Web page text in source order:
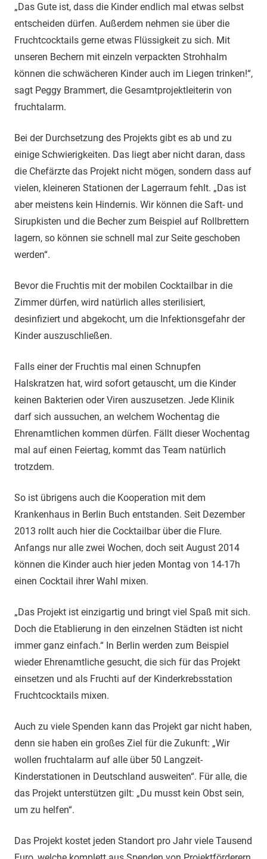
„Das Gute ist, dass die Kinder endlich mal etwas selbst
entscheiden dürfen. Außerdem nehmen sie über die
Fruchtcocktails gerne etwas Flüssigkeit zu sich. Mit
unseren Bechern mit einzeln verpackten Strohhalm
können die schwächeren Kinder auch im Liegen trinken!“,
sagt Peggy Brammert, die Gesamtprojektleiterin von
fruchtalarm.
Bei der Durchsetzung des Projekts gibt es ab und zu
einige Schwierigkeiten. Das liegt aber nicht daran, dass
die Chefärzte das Projekt nicht mögen, sondern dass auf
vielen, kleineren Stationen der Lagerraum fehlt. „Das ist
aber meistens kein Hindernis. Wir können die Saft- und
Sirupkisten und die Becher zum Beispiel auf Rollbrettern
lagern, so können sie schnell mal zur Seite geschoben
werden“.
Bevor die Fruchtis mit der mobilen Cocktailbar in die
Zimmer dürfen, wird natürlich alles sterilisiert,
desinfiziert und abgekocht, um die Infektionsgefahr der
Kinder auszuschließen.
Falls einer der Fruchtis mal einen Schnupfen
Halskratzen hat, wird sofort getauscht, um die Kinder
keinen Bakterien oder Viren auszusetzen. Jede Klinik
darf sich aussuchen, an welchem Wochentag die
Ehrenamtlichen kommen dürfen. Fällt dieser Wochentag
mal auf einen Feiertag, kommt das Team natürlich
trotzdem.
So ist übrigens auch die Kooperation mit dem
Krankenhaus in Berlin Buch entstanden. Seit Dezember
2013 rollt auch hier die Cocktailbar über die Flure.
Anfangs nur alle zwei Wochen, doch seit August 2014
können die Kinder auch hier jeden Montag von 14-17h
einen Cocktail ihrer Wahl mixen.
„Das Projekt ist einzigartig und bringt viel Spaß mit sich.
Doch die Etablierung in den einzelnen Städten ist nicht
immer ganz einfach.“ In Berlin werden zum Beispiel
wieder Ehrenamtliche gesucht, die sich für das Projekt
einsetzen und als Fruchti auf der Kinderkrebsstation
Fruchtcocktails mixen.
Auch zu viele Spenden kann das Projekt gar nicht haben,
denn sie haben ein großes Ziel für die Zukunft: „Wir
wollen fruchtalarm auf alle über 50 Langzeit-
Kinderstationen in Deutschland ausweiten“. Für alle, die
das Projekt unterstützen gilt: „Du musst kein Obst sein,
um zu helfen“.
Das Projekt kostet jeden Standort pro Jahr viele Tausend